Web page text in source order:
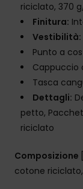
riciclato, 370
Finitura:
Vestibilità:
Punto a
Cappuccio
Tasca
Dettagli:
petto,
riciclato
Composizione
cotone